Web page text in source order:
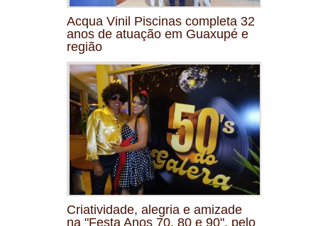
Acqua Vinil Piscinas completa 32
anos de atuação em Guaxupé e
região
Criatividade, alegria e amizade
na "Festa Anos 70, 80 e 90", pelo